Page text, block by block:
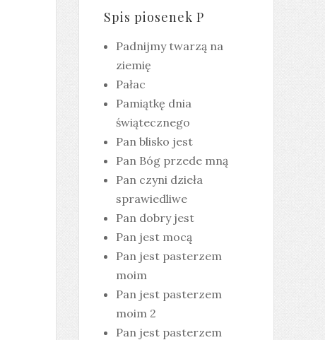
Spis piosenek P
Padnijmy twarzą na
ziemię
Pałac
Pamiątkę dnia
świątecznego
Pan blisko jest
Pan Bóg przede mną
Pan czyni dzieła
sprawiedliwe
Pan dobry jest
Pan jest mocą
Pan jest pasterzem
moim
Pan jest pasterzem
moim 2
Pan jest pasterzem